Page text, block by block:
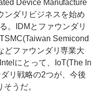
Device Manufacture
ンダリビジネスを始め
。IDMとファウンダリ
Semicond
どファウンダリ専業大
にとって、IoT(The In
リ戦略の2つが、今後
うだ。